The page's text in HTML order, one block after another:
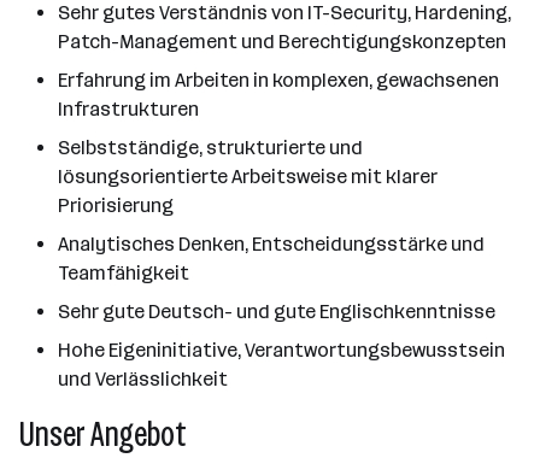
Sehr gutes Verständnis von IT-Security, Hardening,
Patch-Management und Berechtigungskonzepten
Erfahrung im Arbeiten in komplexen, gewachsenen
Infrastrukturen
Selbstständige, strukturierte und
lösungsorientierte Arbeitsweise mit klarer
Priorisierung
Analytisches Denken, Entscheidungsstärke und
Teamfähigkeit
Sehr gute Deutsch- und gute Englischkenntnisse
Hohe Eigeninitiative, Verantwortungsbewusstsein
und Verlässlichkeit
Unser Angebot